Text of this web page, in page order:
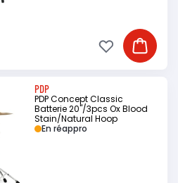
Ajouter
Ajouter à ma
PDP
PDP Concept Classic
Batterie 20"/3pcs Ox Blood
Stain/Natural Hoop
En réappro